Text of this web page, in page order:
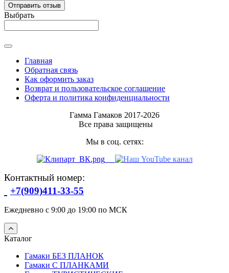
Выбрать
Главная
Обратная связь
Как оформить заказ
Возврат и пользовательское соглашение
Оферта и политика конфиденциальности
Гамма Гамаков 2017-2026
Все права защищены
Мы в соц. сетях:
Контактный номер:
+7(909)411-33-55
Ежедневно с 9:00 до 19:00 по МСК
Каталог
Гамаки БЕЗ ПЛАНОК
Гамаки С ПЛАНКАМИ